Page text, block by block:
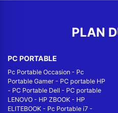
PLAN
PC PORTABLE
Pc Portable Occasion - Pc
Portable Gamer - PC portable HP
- PC Portable Dell - PC portable
LENOVO - HP ZBOOK - HP
ELITEBOOK - Pc Portable i7 -